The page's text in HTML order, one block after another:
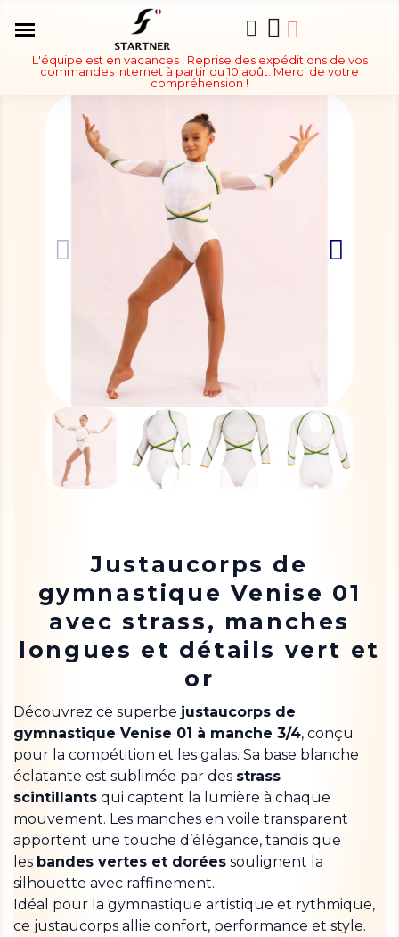
L'équipe est en vacances ! Reprise des expéditions de vos
commandes Internet à partir du 10 août. Merci de votre
compréhension !
Justaucorps de
gymnastique Venise 01
avec strass, manches
longues et détails vert et
or
Découvrez ce superbe justaucorps de
gymnastique Venise 01 à manche 3/4, conçu
pour la compétition et les galas. Sa base blanche
éclatante est sublimée par des strass
scintillants qui captent la lumière à chaque
mouvement. Les manches en voile transparent
apportent une touche d’élégance, tandis que
les bandes vertes et dorées soulignent la
silhouette avec raffinement.
Idéal pour la gymnastique artistique et rythmique,
ce justaucorps allie confort, performance et style.